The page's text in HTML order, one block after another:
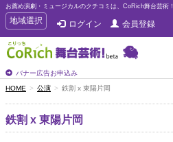
お薦め演劇・ミュージカルのクチコミは、CoRich舞台芸術！
T
o
g
g
e
n
a
v
i
地域選択 ログイン 会員登録
バナー広告お申込み
HOME 公演 鉄割 x 東陽片岡
鉄割 x 東陽片岡